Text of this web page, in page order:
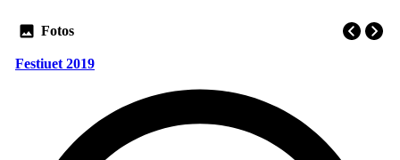
Fotos
Festiuet 2019